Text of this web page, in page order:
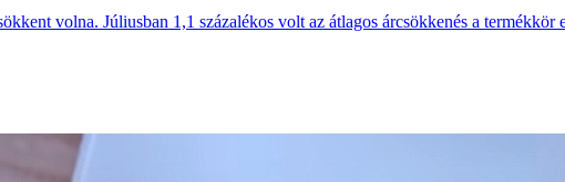
volna. Júliusban 1,1 százalékos volt az átlagos árcsökkenés a termékkör